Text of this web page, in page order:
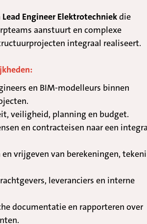
Lead Engineer Elektrotechniekdie
aanstuurt en complexe
integraal realiseert.
en BIM-modelleurs binnen
veiligheid, planning en budget.
en contracteisen naar een
vrijgeven van berekeningen,
leveranciers en interne
documentatie en rapporteren over